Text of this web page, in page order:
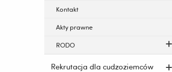
Kontakt
Akty prawne
RODO
Rekrutacja dla cudzoziemców